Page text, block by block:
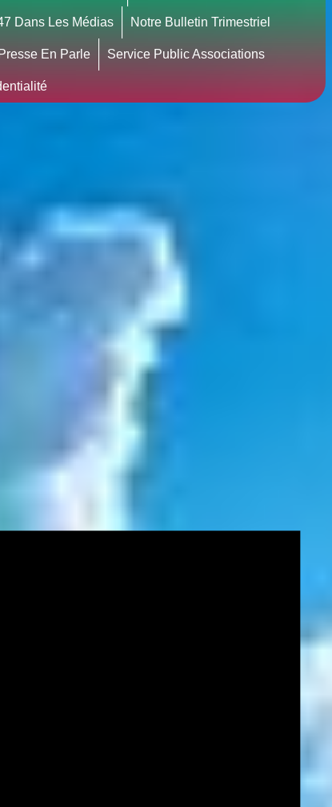
Dans Les Médias Notre Bulletin Trimestriel
En Parle Service Public Associations